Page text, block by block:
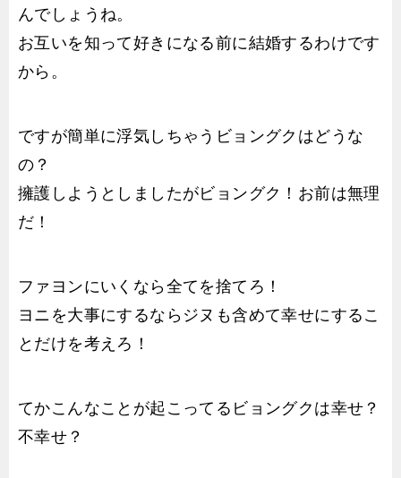
んでしょうね。
お互いを知って好きになる前に結婚するわけです
から。
ですが簡単に浮気しちゃうビョングクはどうな
の？
擁護しようとしましたがビョングク！お前は無理
だ！
ファヨンにいくなら全てを捨てろ！
ヨニを大事にするならジヌも含めて幸せにするこ
とだけを考えろ！
てかこんなことが起こってるビョングクは幸せ？
不幸せ？